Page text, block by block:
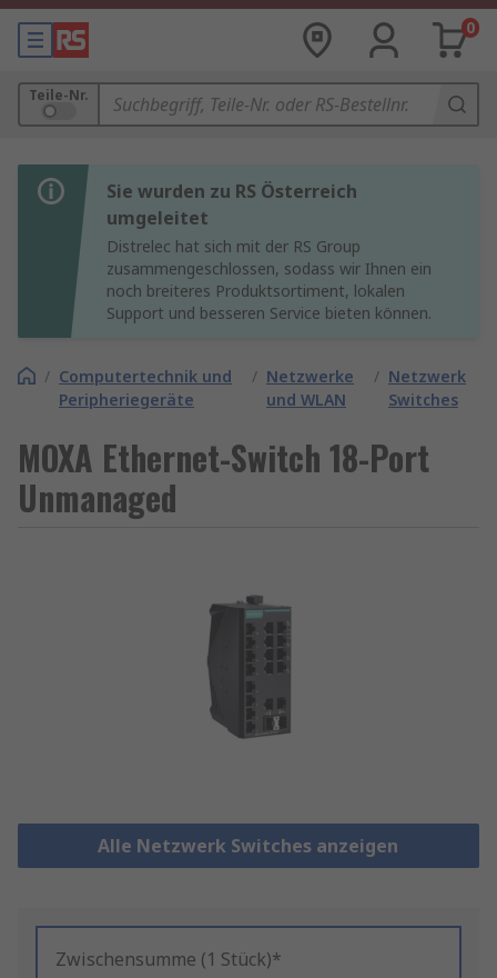
0
Teile-Nr.
Sie wurden zu RS Österreich
umgeleitet
Distrelec hat sich mit der RS Group
zusammengeschlossen, sodass wir Ihnen ein
noch breiteres Produktsortiment, lokalen
Support und besseren Service bieten können.
/ Computertechnik und
Peripheriegeräte
/ Netzwerke
und WLAN
/ Netzwerk
Switches
MOXA Ethernet-Switch 18-Port
Unmanaged
Alle Netzwerk Switches anzeigen
Zwischensumme (1 Stück)*